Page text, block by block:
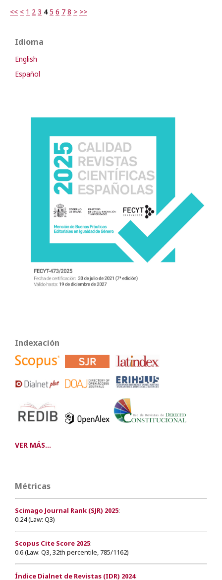
<< < 1 2 3 4 5 6 7 8 > >>
Idioma
English
Español
Indexación
VER MÁS...
Métricas
Scimago Journal Rank (SJR) 2025:
0.24 (Law: Q3)
Scopus Cite Score 2025:
0.6 (Law: Q3, 32th percentile, 785/1162)
Índice Dialnet de Revistas (IDR) 2024: